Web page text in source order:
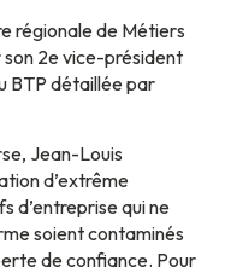
régionale de Métiers
2e vice-président
BTP détaillée par
Jean-Louis
d’extrême
d’entreprise qui ne
soient contaminés
de confiance. Pour